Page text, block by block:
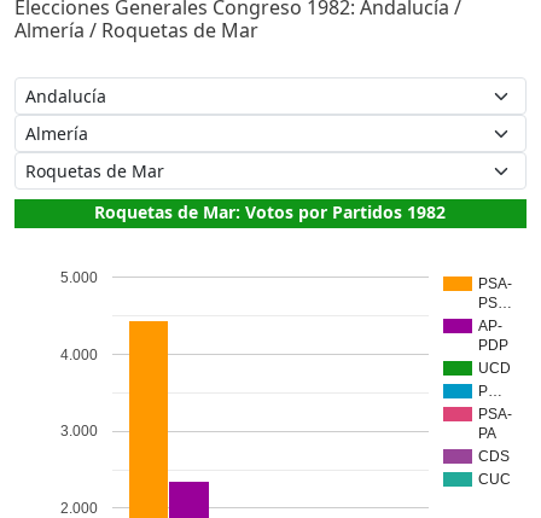
Elecciones Generales Congreso 1982: Andalucía /
Almería / Roquetas de Mar
Roquetas de Mar: Votos por Partidos 1982
PSA-
PS…
AP-
PDP
UCD
P…
PSA-
PA
CDS
CUC
2.000
3.000
4.000
5.000